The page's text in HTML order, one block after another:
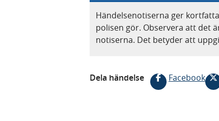
Händelsenotiserna ger
polisen gör. Observera att det
notiserna. Det betyder att
Dela händelse Facebook